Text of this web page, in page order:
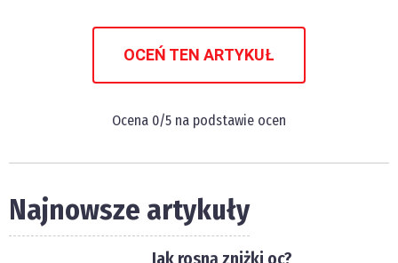
OCEŃ TEN ARTYKUŁ
Ocena 0/5 na podstawie ocen
Najnowsze artykuły
Jak rosną zniżki oc?